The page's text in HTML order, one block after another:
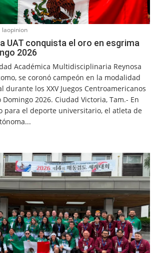
laopinion
UAT conquista el oro en esgrima
2026
Académica Multidisciplinaria Reynosa
se coronó campeón en la modalidad
durante los XXV Juegos Centroamericanos
2026. Ciudad Victoria, Tam.- En
para el deporte universitario, el atleta de